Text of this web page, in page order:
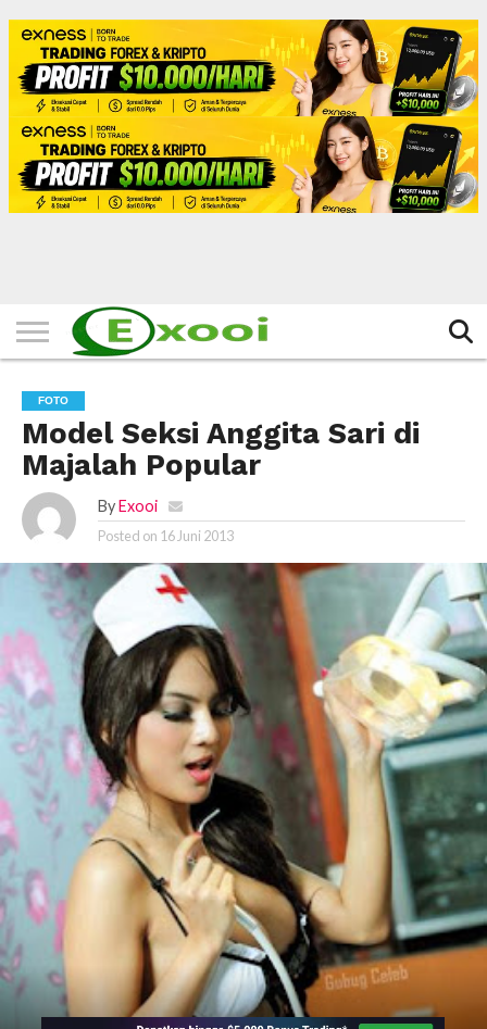
HOME
FILTER
BERITA
BIODATA
CERITA
CERPEN
EKSKLUSIF
FOTO
VIDEO
TIPS
MORE
FOTO
Model Seksi Anggita Sari di
Majalah Popular
By Exooi
Posted on 16 Juni 2013